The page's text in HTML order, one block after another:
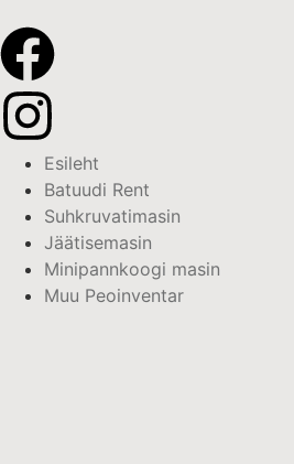
Esileht
Batuudi Rent
Suhkruvatimasin
Jäätisemasin
Minipannkoogi masin
Muu Peoinventar